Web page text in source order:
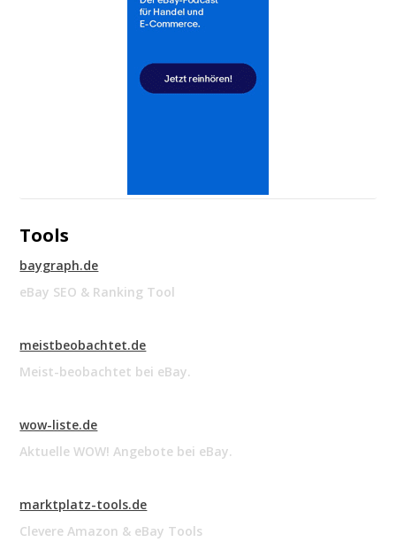
Tools
baygraph.de
eBay SEO & Ranking Tool
meistbeobachtet.de
Meist-beobachtet bei eBay.
wow-liste.de
Aktuelle WOW! Angebote bei eBay.
marktplatz-tools.de
Clevere Amazon & eBay Tools